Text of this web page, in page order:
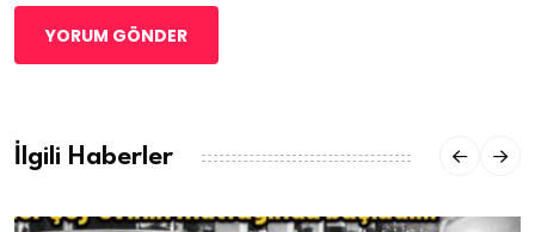
YORUM GÖNDER
İlgili Haberler